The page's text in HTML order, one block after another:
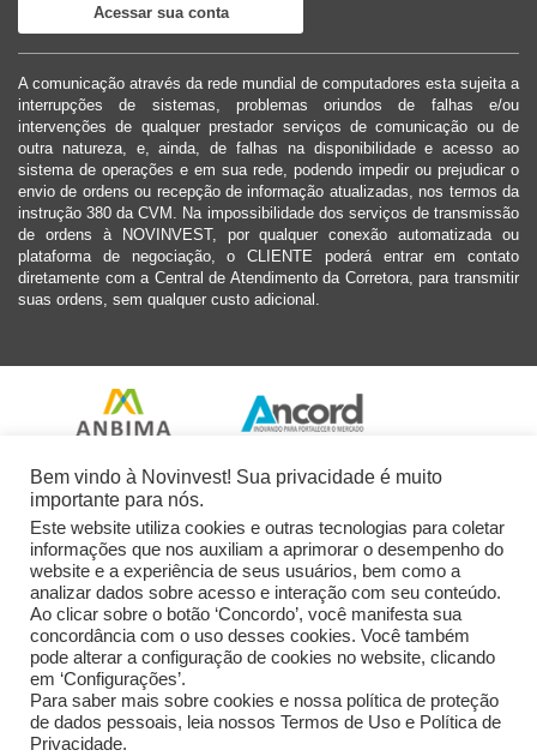
Acessar sua conta
A comunicação através da rede mundial de computadores esta sujeita a
interrupções de sistemas, problemas oriundos de falhas e/ou
intervenções de qualquer prestador serviços de comunicação ou de
outra natureza, e, ainda, de falhas na disponibilidade e acesso ao
sistema de operações e em sua rede, podendo impedir ou prejudicar o
envio de ordens ou recepção de informação atualizadas, nos termos da
instrução 380 da CVM. Na impossibilidade dos serviços de transmissão
de ordens à NOVINVEST, por qualquer conexão automatizada ou
plataforma de negociação, o CLIENTE poderá entrar em contato
diretamente com a Central de Atendimento da Corretora, para transmitir
suas ordens, sem qualquer custo adicional.
Bem vindo à Novinvest! Sua privacidade é muito
importante para nós.
Este website utiliza cookies e outras tecnologias para coletar
informações que nos auxiliam a aprimorar o desempenho do
website e a experiência de seus usuários, bem como a
analizar dados sobre acesso e interação com seu conteúdo.
Ao clicar sobre o botão ‘Concordo’, você manifesta sua
concordância com o uso desses cookies. Você também
pode alterar a configuração de cookies no website, clicando
em ‘Configurações’.
Para saber mais sobre cookies e nossa política de proteção
de dados pessoais, leia nossos Termos de Uso e Política de
Privacidade.